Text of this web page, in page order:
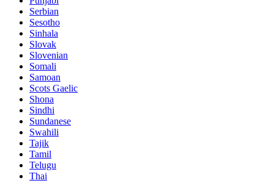
Serbian
Sesotho
Sinhala
Slovak
Slovenian
Somali
Samoan
Scots Gaelic
Shona
Sindhi
Sundanese
Swahili
Tajik
Tamil
Telugu
Thai